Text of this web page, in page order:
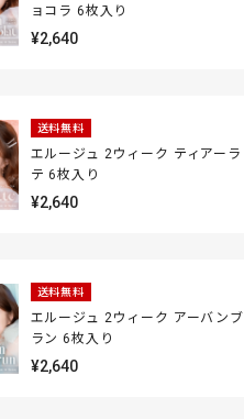
ョコラ 6枚入り
¥2,640
送料無料
エルージュ 2ウィーク ティアーラ
テ 6枚入り
¥2,640
送料無料
エルージュ 2ウィーク アーバンブ
ラン 6枚入り
¥2,640